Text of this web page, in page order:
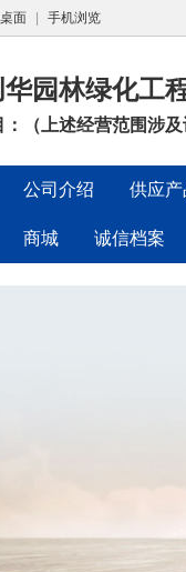
面 手机浏览
园林绿化工
（上述经营范围涉
公司介绍 供应产
商城 诚信档案